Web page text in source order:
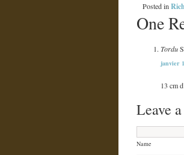
Posted in
One
Tordu
janvier
13 cm
Leave
Name